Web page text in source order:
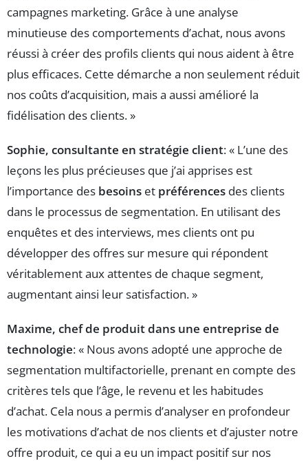
campagnes marketing. Grâce à une analyse
minutieuse des comportements d’achat, nous avons
réussi à créer des profils clients qui nous aident à être
plus efficaces. Cette démarche a non seulement réduit
nos coûts d’acquisition, mais a aussi amélioré la
fidélisation des clients. »
Sophie, consultante en stratégie client: « L’une des
leçons les plus précieuses que j’ai apprises est
l’importance des besoins et préférences des clients
dans le processus de segmentation. En utilisant des
enquêtes et des interviews, mes clients ont pu
développer des offres sur mesure qui répondent
véritablement aux attentes de chaque segment,
augmentant ainsi leur satisfaction. »
Maxime, chef de produit dans une entreprise de
technologie: « Nous avons adopté une approche de
segmentation multifactorielle, prenant en compte des
critères tels que l’âge, le revenu et les habitudes
d’achat. Cela nous a permis d’analyser en profondeur
les motivations d’achat de nos clients et d’ajuster notre
offre produit, ce qui a eu un impact positif sur nos